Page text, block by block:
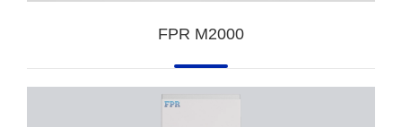
FPR M2000